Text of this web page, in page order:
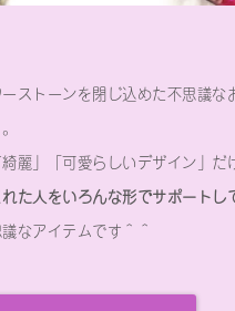
ストーンを閉じ込めた不思議な
綺麗」「可愛らしいデザイン」だ
た人をいろんな形でサポートし
議なアイテムです＾＾